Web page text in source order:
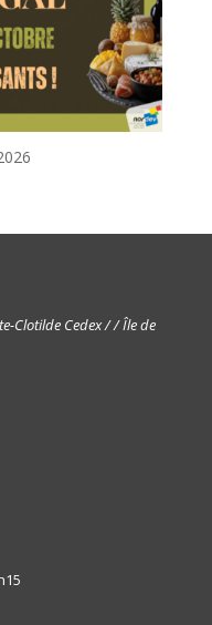
Clotilde Cedex / / Île de